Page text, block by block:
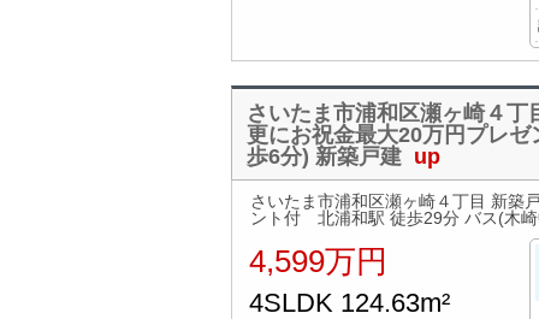
さいたま市浦和区瀬ヶ崎４
更にお祝金最大20万円プレ
歩6分) 新築戸建 up
さいたま市浦和区瀬ヶ崎４丁目 新
ント付 北浦和駅 徒歩29分 バス(木
4,599万円
4SLDK 124.63m²